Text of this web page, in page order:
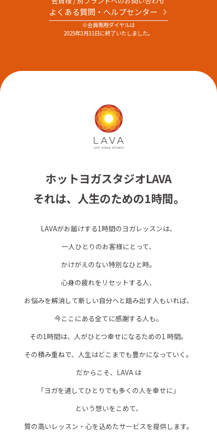
よくある質問・へルプセンター
※会員専用ダイヤルは
2025年3月31日に終了いたしました。
ホットヨガスタジオLAVA
それは、人生のための1時間。
LAVAがお届けする1時間のヨガレッスンは、
一人ひとりのお客様にとって、
かけがえのない特別なひと時。
心身の疲れをリセットする人、
お悩みを解消して新しい自分へと踏み出す人もいれば、
今ここにある全てに感謝する人も。
その1時間は、人がひとつ幸せになるための1 時間。
その積み重ねで、人生はどこまでも豊かになっていく。
だからこそ、LAVA は
「ヨガを通してひとりでも多くの人を幸せに」
という想いをこめて、
質の高いレッスン・心を込めたサービスを提供します。